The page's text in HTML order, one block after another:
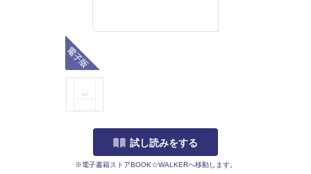
試し読みをする
※電子書籍ストアBOOK☆WALKERへ移動します。